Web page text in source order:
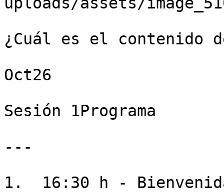
¿Cuál es el contenido
Oct26
Sesión 1Programa
---
1.  16:30 h -